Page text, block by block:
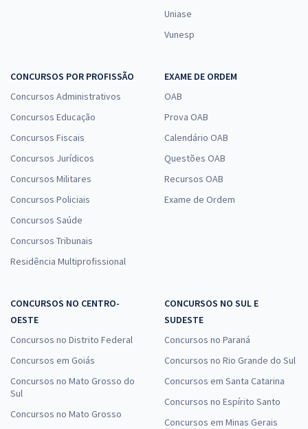
Uniase
Vunesp
CONCURSOS POR PROFISSÃO
Concursos Administrativos
Concursos Educação
Concursos Fiscais
Concursos Jurídicos
Concursos Militares
Concursos Policiais
Concursos Saúde
Concursos Tribunais
Residência Multiprofissional
EXAME DE ORDEM
OAB
Prova OAB
Calendário OAB
Questões OAB
Recursos OAB
Exame de Ordem
CONCURSOS NO CENTRO-
OESTE
Concursos no Distrito Federal
Concursos em Goiás
Concursos no Mato Grosso do
Sul
Concursos no Mato Grosso
CONCURSOS NO SUL E
SUDESTE
Concursos no Paraná
Concursos no Rio Grande do Sul
Concursos em Santa Catarina
Concursos no Espírito Santo
Concursos em Minas Gerais